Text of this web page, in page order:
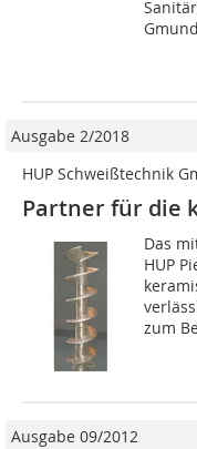
Ausgabe 2/2018
HUP Schweißtechnik
Partner für die
Das
HUP
zum
Ausgabe 09/2012